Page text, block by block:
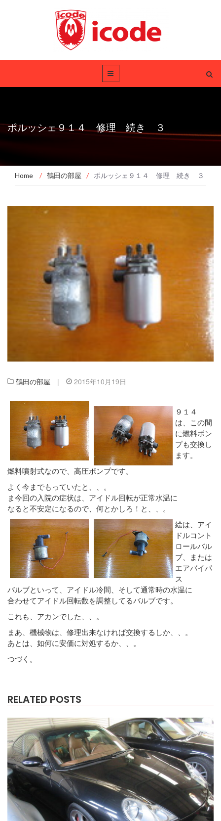
ポルッシェ９１４ 修理 続き ３
Home / 鶴田の部屋 / ポルッシェ９１４ 修理 続き ３
鶴田の部屋 | 2015年10月19日
９１４
は、この間
に燃料ポン
プも交換し
ます。
燃料噴射式なので、高圧ポンプです。
よく今までもっていたと、、。
ま今回の入院の症状は、アイドル回転が正常水温に
なると不安定になるので、何とかしろ！と、、。
絵は、アイ
ドルコント
ロールバル
ブ、または
エアバイパ
ス
バルブといって、アイドル冷間、そして通常時の水温に
合わせてアイドル回転数を調整してるバルブです。
これも、アカンでした、、。
まあ、機械物は、修理出来なければ交換するしか、、。
あとは、如何に安価に対処するか、、。
つづく。
RELATED POSTS